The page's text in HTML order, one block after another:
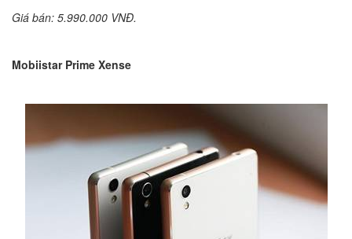
Giá bán: 5.990.000 VNĐ.
Mobiistar Prime Xense